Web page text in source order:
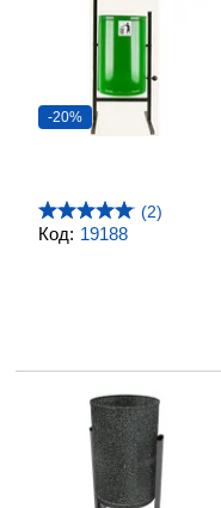
Код: 19188
-20%
(2)